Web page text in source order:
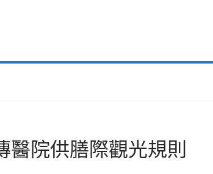
醫院供膳際觀光規則